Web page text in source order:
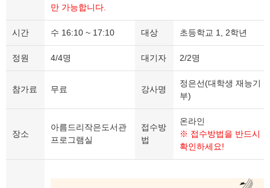
만 가능합니다.
시간 수 16:10 ~ 17:10 대상 초등학교 1, 2학년
정원 4/4명 대기자 2/2명
참가료 무료 강사명
정은선(대학생 재능기
부)
장소
아름드리작은도서관
프로그램실
접수방
법
온라인
※ 접수방법을 반드시
확인하세요!